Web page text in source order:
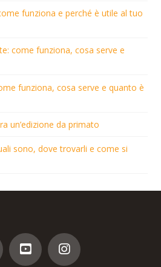
funziona e perché è utile al tuo
come funziona, cosa serve e
funziona, cosa serve e quanto è
un’edizione da primato
sono, dove trovarli e come si